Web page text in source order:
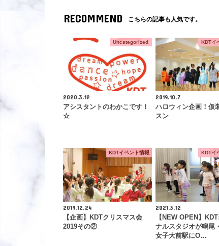
RECOMMEND こちらの記事も人気です。
Uncategorized
2020.3.12
アシスタントのわかこです！
☆
KDTイ
2019.10.7
ハロウィン企画！仮
スン
KDTイベント情報
2019.12.24
【企画】KDTクリスマス会
2019その②
KDTイ
2021.3.12
【NEW OPEN】
ナルスタジオが鳴尾
女子大前駅にO…